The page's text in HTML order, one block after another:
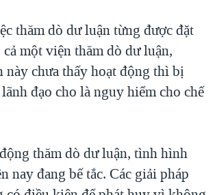
thăm dò dư luận từng được đặt
một viện thăm dò dư luận,
này chưa thấy hoạt động thì bị
đạo cho là nguy hiểm cho chế
thăm dò dư luận, tình hình
nay đang bế tắc. Các giải pháp